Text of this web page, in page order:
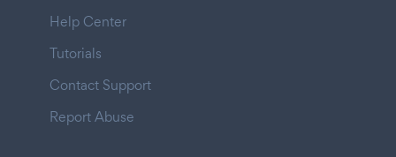
Help Center
Tutorials
Contact Support
Report Abuse